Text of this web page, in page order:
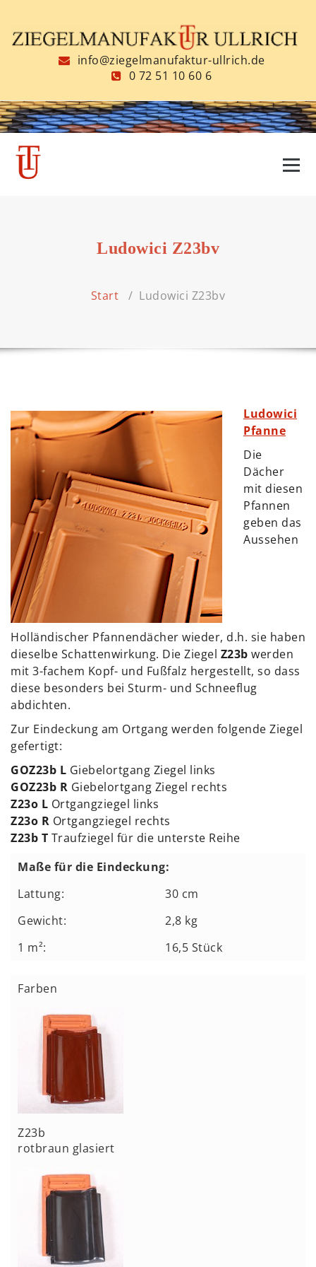
springen
info@ziegelmanufaktur-ullrich.de
0 72 51 10 60 6
Ludowici Z23bv
Start / Ludowici Z23bv
Ludowici
Pfanne
Die
Dächer
mit diesen
Pfannen
geben das
Aussehen
Holländischer Pfannendächer wieder, d.h. sie haben
dieselbe Schattenwirkung. Die Ziegel Z23b werden
mit 3-fachem Kopf- und Fußfalz hergestellt, so dass
diese besonders bei Sturm- und Schneeflug
abdichten.
Zur Eindeckung am Ortgang werden folgende Ziegel
gefertigt:
GOZ23b L Giebelortgang Ziegel links
GOZ23b R Giebelortgang Ziegel rechts
Z23o L Ortgangziegel links
Z23o R Ortgangziegel rechts
Z23b T Traufziegel für die unterste Reihe
Maße für die Eindeckung:
Lattung:
30 cm
Gewicht:
2,8 kg
1 m²:
16,5 Stück
Farben
Z23b
rotbraun glasiert